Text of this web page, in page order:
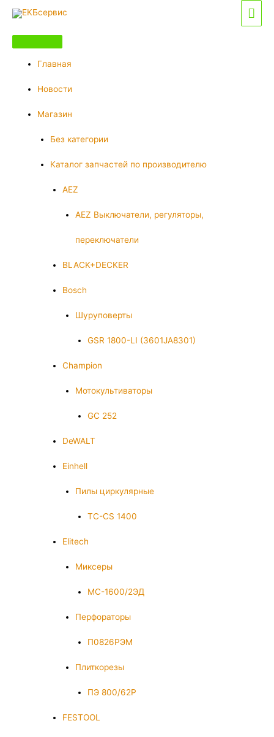
Перейти
содержимому
Главная
Новости
Магазин
Без категории
Каталог запчастей по производителю
AEZ
AEZ Выключатели, регуляторы,
переключатели
BLACK+DECKER
Bosch
Шуруповерты
GSR 1800-LI (3601JA8301)
Champion
Мотокультиваторы
GC 252
DeWALT
Einhell
Пилы циркулярные
TC-CS 1400
Elitech
Миксеры
МС-1600/2ЭД
Перфораторы
П0826РЭМ
Плиткорезы
ПЭ 800/62Р
FESTOOL